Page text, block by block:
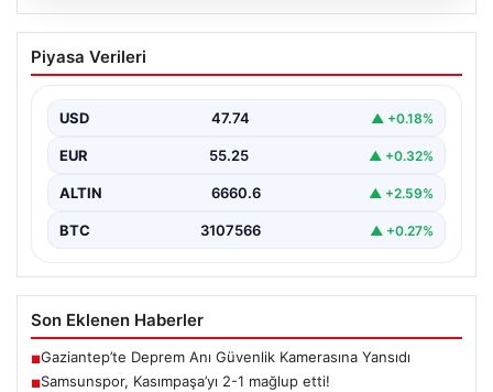
08.08.2026
Samsunspor, Kasımpaşa’yı 2-1 mağlup
etti!
Piyasa Verileri
USD 47.74 ▲ +0.18%
EUR 55.25 ▲ +0.32%
ALTIN 6660.6 ▲ +2.59%
BTC 3107566 ▲ +0.27%
Son Eklenen Haberler
■Gaziantep’te Deprem Anı Güvenlik Kamerasına Yansıdı
■Samsunspor, Kasımpaşa’yı 2-1 mağlup etti!